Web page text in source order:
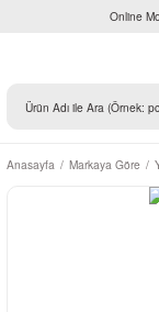
Online
Anasayfa Markaya Göre